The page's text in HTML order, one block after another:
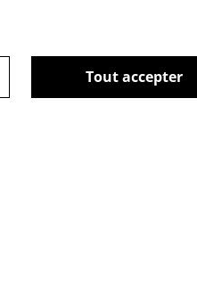
© Tous
Tout accepter